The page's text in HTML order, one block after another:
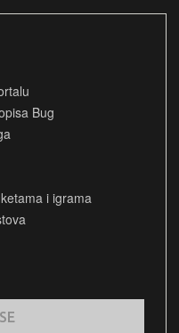
Bug
i igrama